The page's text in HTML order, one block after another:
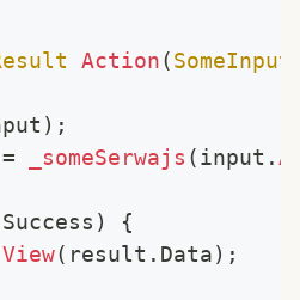
Action(SomeInput
) ;
= _someSerwajs (input .
Success )
{
View( result . Data) ;